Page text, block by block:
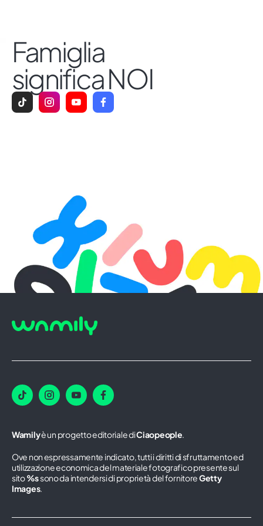
Famiglia
significa NOI
Wamilyè un progetto editoriale diCiaopeople.
Ove non espressamente indicato, tutti i diritti di sfruttamento ed
utilizzazione economica del materiale fotografico presente sul
sito%ssono da intendersi di proprietà del fornitoreGetty
Images.